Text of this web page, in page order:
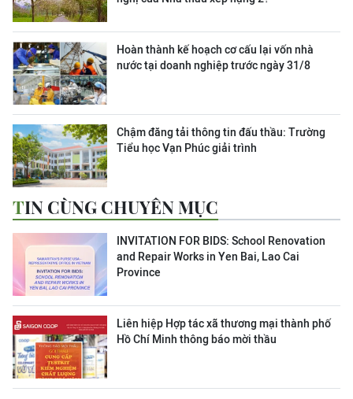
Hoàn thành kế hoạch cơ cấu lại vốn nhà
nước tại doanh nghiệp trước ngày 31/8
Chậm đăng tải thông tin đấu thầu: Trường
Tiểu học Vạn Phúc giải trình
TIN CÙNG CHUYÊN MỤC
INVITATION FOR BIDS: School Renovation
and Repair Works in Yen Bai, Lao Cai
Province
Liên hiệp Hợp tác xã thương mại thành phố
Hồ Chí Minh thông báo mời thầu